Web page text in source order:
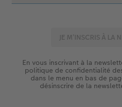
En vous inscrivant à la
politique de confidentialité
dans le menu en bas de
désinscrire de la